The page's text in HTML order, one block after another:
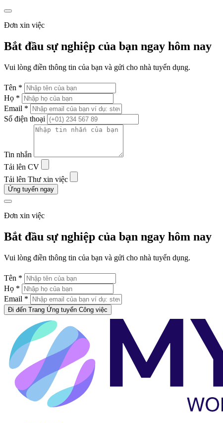
Đơn xin việc
Bắt đầu sự nghiệp của bạn ngay hôm nay
Vui lòng điền thông tin của bạn và gửi cho nhà tuyển dụng.
Tên *
Họ *
Email *
Số điện thoại
Tin nhắn
Tải lên CV
Tải lên Thư xin việc
Ứng tuyển ngay
Đơn xin việc
Bắt đầu sự nghiệp của bạn ngay hôm nay
Vui lòng điền thông tin của bạn và gửi cho nhà tuyển dụng.
Tên *
Họ *
Email *
Đi đến Trang Ứng tuyển Công việc